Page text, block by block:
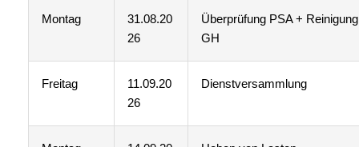
Montag
31.08.20
26
Überprüfung PSA + Reinigung
GH
Freitag
11.09.20
26
Dienstversammlung